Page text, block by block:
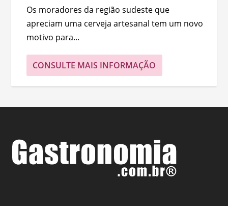
Os moradores da região sudeste que
apreciam uma cerveja artesanal tem um novo
motivo para...
CONSULTE MAIS INFORMAÇÃO